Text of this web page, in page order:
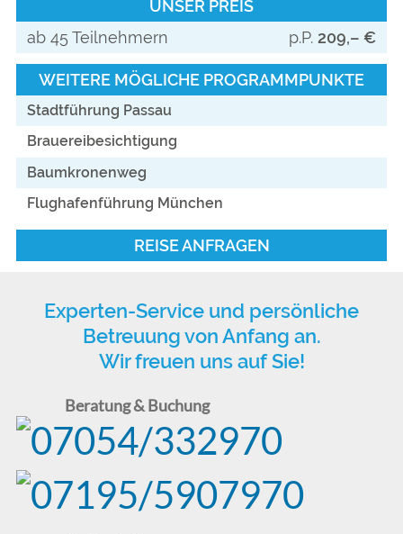
UNSER PREIS
ab 45 Teilnehmern
p.P. 209,– €
WEITERE MÖGLICHE PROGRAMMPUNKTE
Stadtführung Passau
Brauereibesichtigung
Baumkronenweg
Flughafenführung München
REISE ANFRAGEN
Experten-Service und persönliche
Betreuung von Anfang an.
Wir freuen uns auf Sie!
Beratung & Buchung